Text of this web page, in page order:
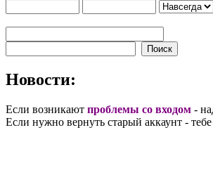
Новости:
Если возникают проблемы со входом -
Если нужно вернуть старый аккаунт - тебе